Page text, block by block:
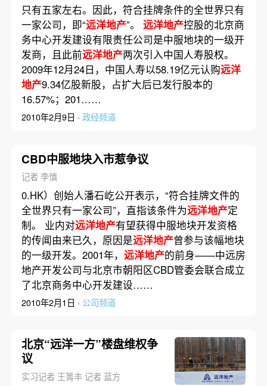
只有五家左右。因此，符合挂牌条件的全世界只有
一家公司，即“远洋地产”。 远洋地产控股的北京商
务中心开发建设有限责任公司是中服地块的一级开
发商，且此前远洋地产两次引入中国人寿股权。
2009年12月24日，中国人寿以58.19亿元认购远洋
地产9.34亿股新股，占扩大后已发行股本的
16.57%；201……
2010年2月9日 · 政经频道
CBD中服地块入市惹争议
记者 李慎
0.HK）创始人潘石屹公开表示，“符合挂牌文件的
全世界只有一家公司”，直指该条件为远洋地产定
制。 业内对远洋地产有望获得中服地块开发资格
的传闻由来已久，原因是远洋地产曾参与该幅地块
的一级开发。2001年， 远洋地产的前身——中远房
地产开发公司与北京市朝阳区CBD管委会联合成立
了北京商务中心开发建设……
2010年2月1日 · 公司频道
北京“远洋一方”楼盘维权争
议
实习记者 王箐丰 记者 蓝方